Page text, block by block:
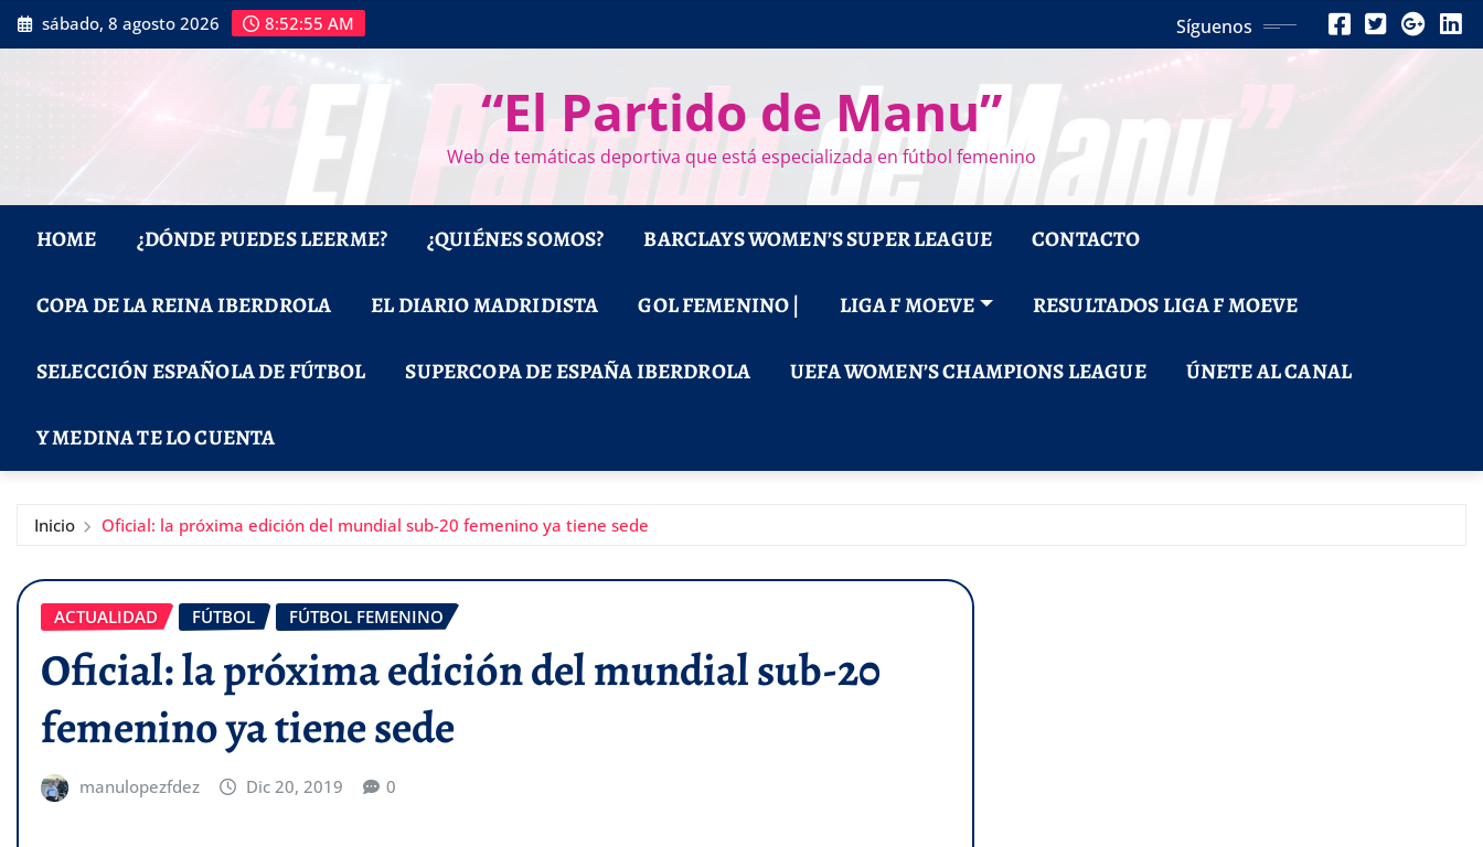
Saltar
al
sábado, 8 agosto 2026 8:52:56 AM Síguenos
“El Partido de Manu”
Web de temáticas deportiva que está especializada en fútbol femenino
HOME ¿DÓNDE PUEDES LEERME? ¿QUIÉNES SOMOS? BARCLAYS WOMEN’S SUPER LEAGUE CONTACTO
COPA DE LA REINA IBERDROLA EL DIARIO MADRIDISTA GOL FEMENINO | LIGA F MOEVE RESULTADOS LIGA F MOEVE
SELECCIÓN ESPAÑOLA DE FÚTBOL SUPERCOPA DE ESPAÑA IBERDROLA UEFA WOMEN’S CHAMPIONS LEAGUE ÚNETE AL CANAL
Y MEDINA TE LO CUENTA
Inicio Oficial: la próxima edición del mundial sub-20 femenino ya tiene sede
ACTUALIDAD FÚTBOL FÚTBOL FEMENINO
Oficial: la próxima edición del mundial sub-20
femenino ya tiene sede
manulopezfdez Dic 20, 2019 0